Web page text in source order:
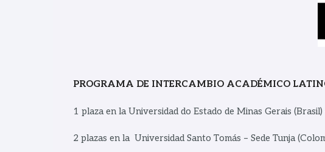
PROGRAMA DE INTERCAMBIO ACADÉMICO
1 plaza en la Universidad do Estado de Minas Gerais (Brasil)
2 plazas en la Universidad Santo Tomás – Sede Tunja